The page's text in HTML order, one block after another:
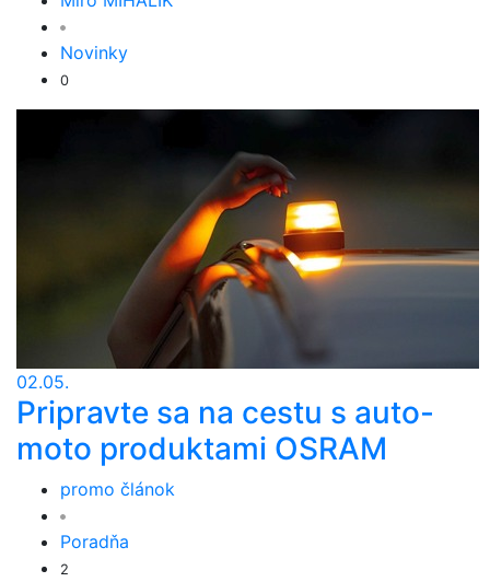
Novinky
0
02.05.
Pripravte sa na cestu s auto-
moto produktami OSRAM
promo článok
Poradňa
2